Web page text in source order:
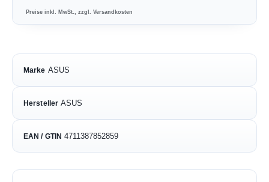
Preise inkl. MwSt., zzgl. Versandkosten
Marke ASUS
Hersteller ASUS
EAN / GTIN 4711387852859